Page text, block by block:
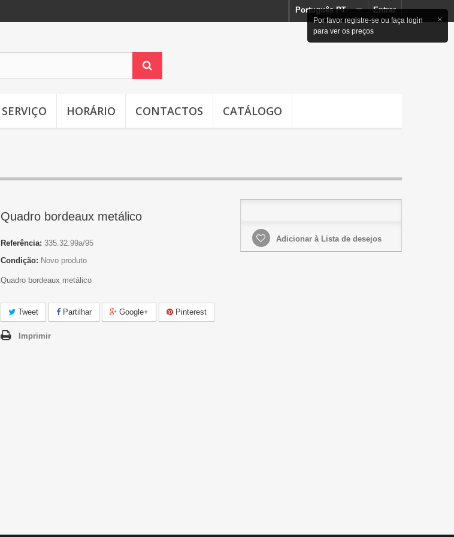
Entrar
Português PT
SERVIÇO HORÁRIO CONTACTOS CATÁLOGO
Quadro bordeaux metálico
Referência: 335.32.99a/95
Condição: Novo produto
Quadro bordeaux metálico
Tweet Partilhar Google+ Pinterest
Imprimir
Adicionar à Lista de desejos
×
Por favor registre-se ou faça login
para ver os preços